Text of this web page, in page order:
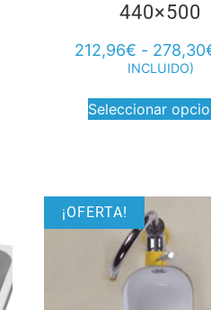
440×500
212,96€ - 278,30
INCLUIDO)
Seleccionar
¡OFERTA!